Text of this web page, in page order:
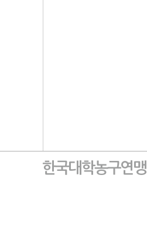
한국대학농구연맹